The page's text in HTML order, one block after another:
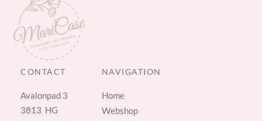
CONTACT
Avalonpad 3
3813 HG
NAVIGATION
Home
Webshop